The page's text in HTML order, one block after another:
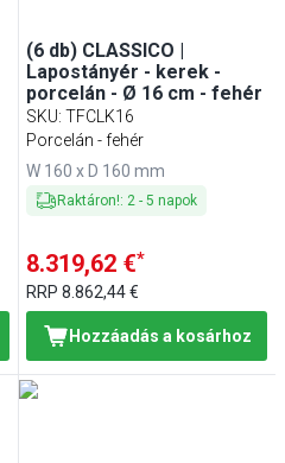
(6 db) CLASSICO |
Lapostányér - kerek -
porcelán - Ø 16 cm - fehér
SKU:TFCLK16
Porcelán - fehér
W 160 x D 160 mm
Raktáron!: 2 -5 napok
8.319,62 €*
RRP8.862,44 €
Hozzáadás a kosárhoz